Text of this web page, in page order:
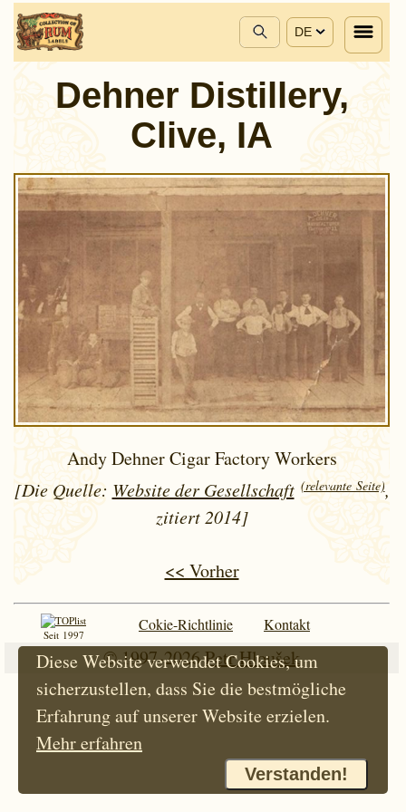
DE
Dehner Distillery,
Clive, IA
Andy Dehner Cigar Factory Workers
[Die Quelle: Website der Gesellschaft (relevante Seite),
zitiert 2014]
<< Vorher
Seit 1997
Cokie-Richtlinie Kontakt
© 1997-2026Petr Hloušek
Diese Website verwendet Cookies, um
sicherzustellen, dass Sie die bestmögliche
Erfahrung auf unserer Website erzielen.
Mehr erfahren
Verstanden!